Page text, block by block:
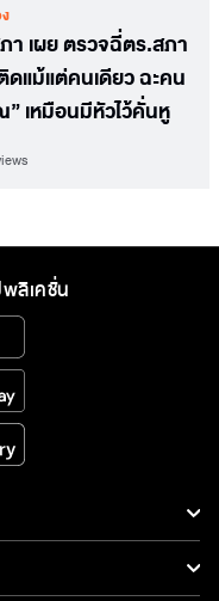
เผย ตรวจฉี่ตร.สภา
แม้แต่คนเดียว ฉะคน
เหมือนมีหัวไว้คั่นหู
ลิเคชั่น